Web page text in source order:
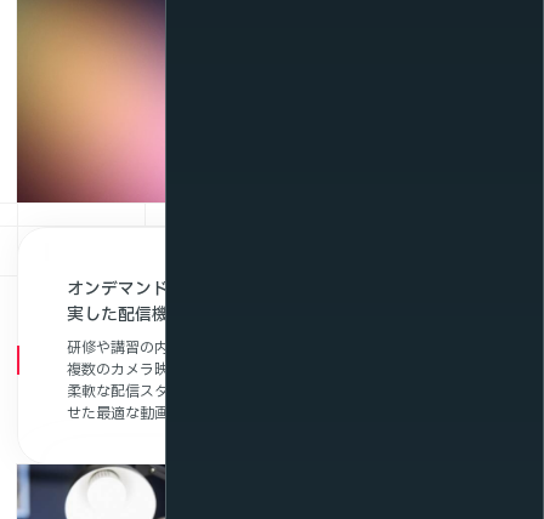
オンデマンド・ライブ配信・マルチアングルなどの充
実した配信機能
研修や講習の内容に応じて、オンデマンド配信やライブ配信、
複数のカメラ映像を切り替えられるマルチアングル機能など、
柔軟な配信スタイルが選べます。現場の状況や教育目的に合わ
せた最適な動画活用が可能です。